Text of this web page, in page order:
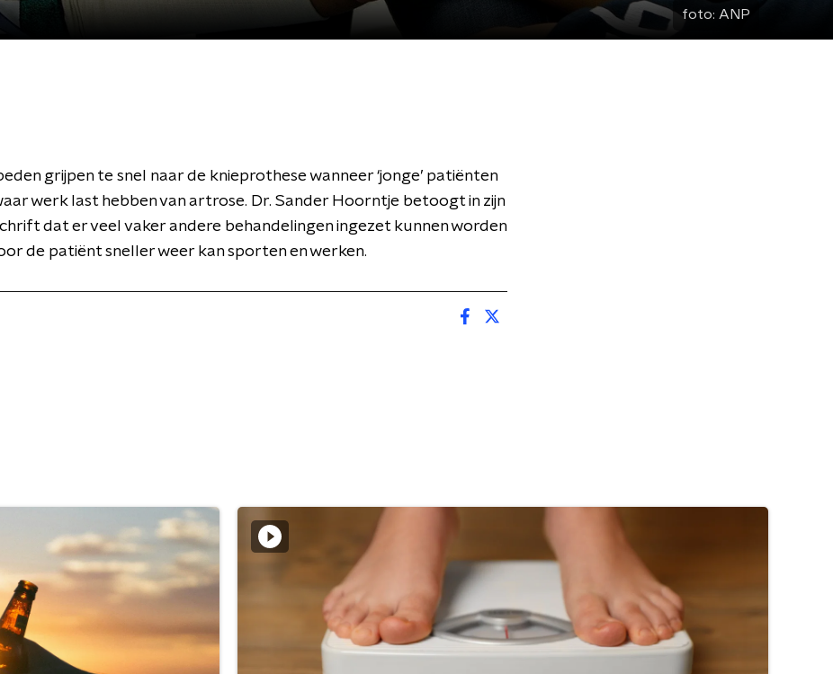
foto: ANP
grijpen te snel naar de knieprothese wanneer ‘jonge’ patiënten
werk last hebben van artrose. Dr. Sander Hoorntje betoogt in zijn
dat er veel vaker andere behandelingen ingezet kunnen worden
de patiënt sneller weer kan sporten en werken.